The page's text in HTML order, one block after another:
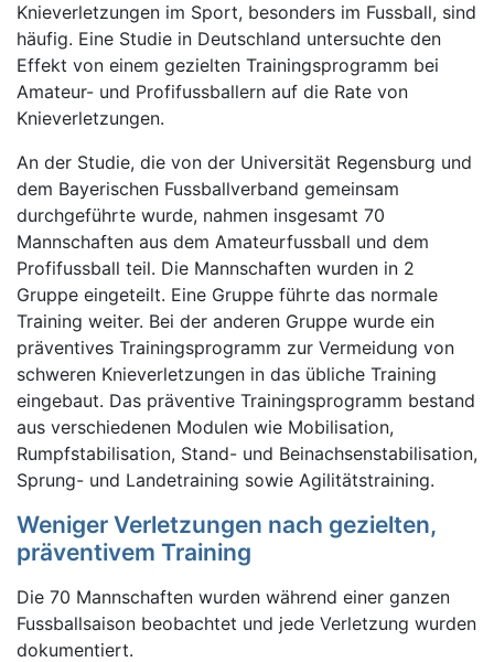
Ratgeber
Rubriken
Knieverletzungen im Sport, besonders im Fussball, sind
häufig. Eine Studie in Deutschland untersuchte den
Effekt von einem gezielten Trainingsprogramm bei
Amateur- und Profifussballern auf die Rate von
Knieverletzungen.
An der Studie, die von der Universität Regensburg und
dem Bayerischen Fussballverband gemeinsam
durchgeführte wurde, nahmen insgesamt 70
Mannschaften aus dem Amateurfussball und dem
Profifussball teil. Die Mannschaften wurden in 2
Gruppe eingeteilt. Eine Gruppe führte das normale
Training weiter. Bei der anderen Gruppe wurde ein
präventives Trainingsprogramm zur Vermeidung von
schweren Knieverletzungen in das übliche Training
eingebaut. Das präventive Trainingsprogramm bestand
aus verschiedenen Modulen wie Mobilisation,
Rumpfstabilisation, Stand- und Beinachsenstabilisation,
Sprung- und Landetraining sowie Agilitätstraining.
Weniger Verletzungen nach gezielten,
präventivem Training
Die 70 Mannschaften wurden während einer ganzen
Fussballsaison beobachtet und jede Verletzung wurden
dokumentiert.